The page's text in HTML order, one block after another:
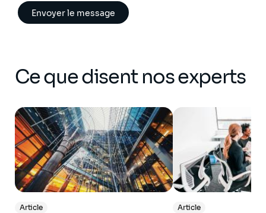
Ce que disent nos experts
Article Article